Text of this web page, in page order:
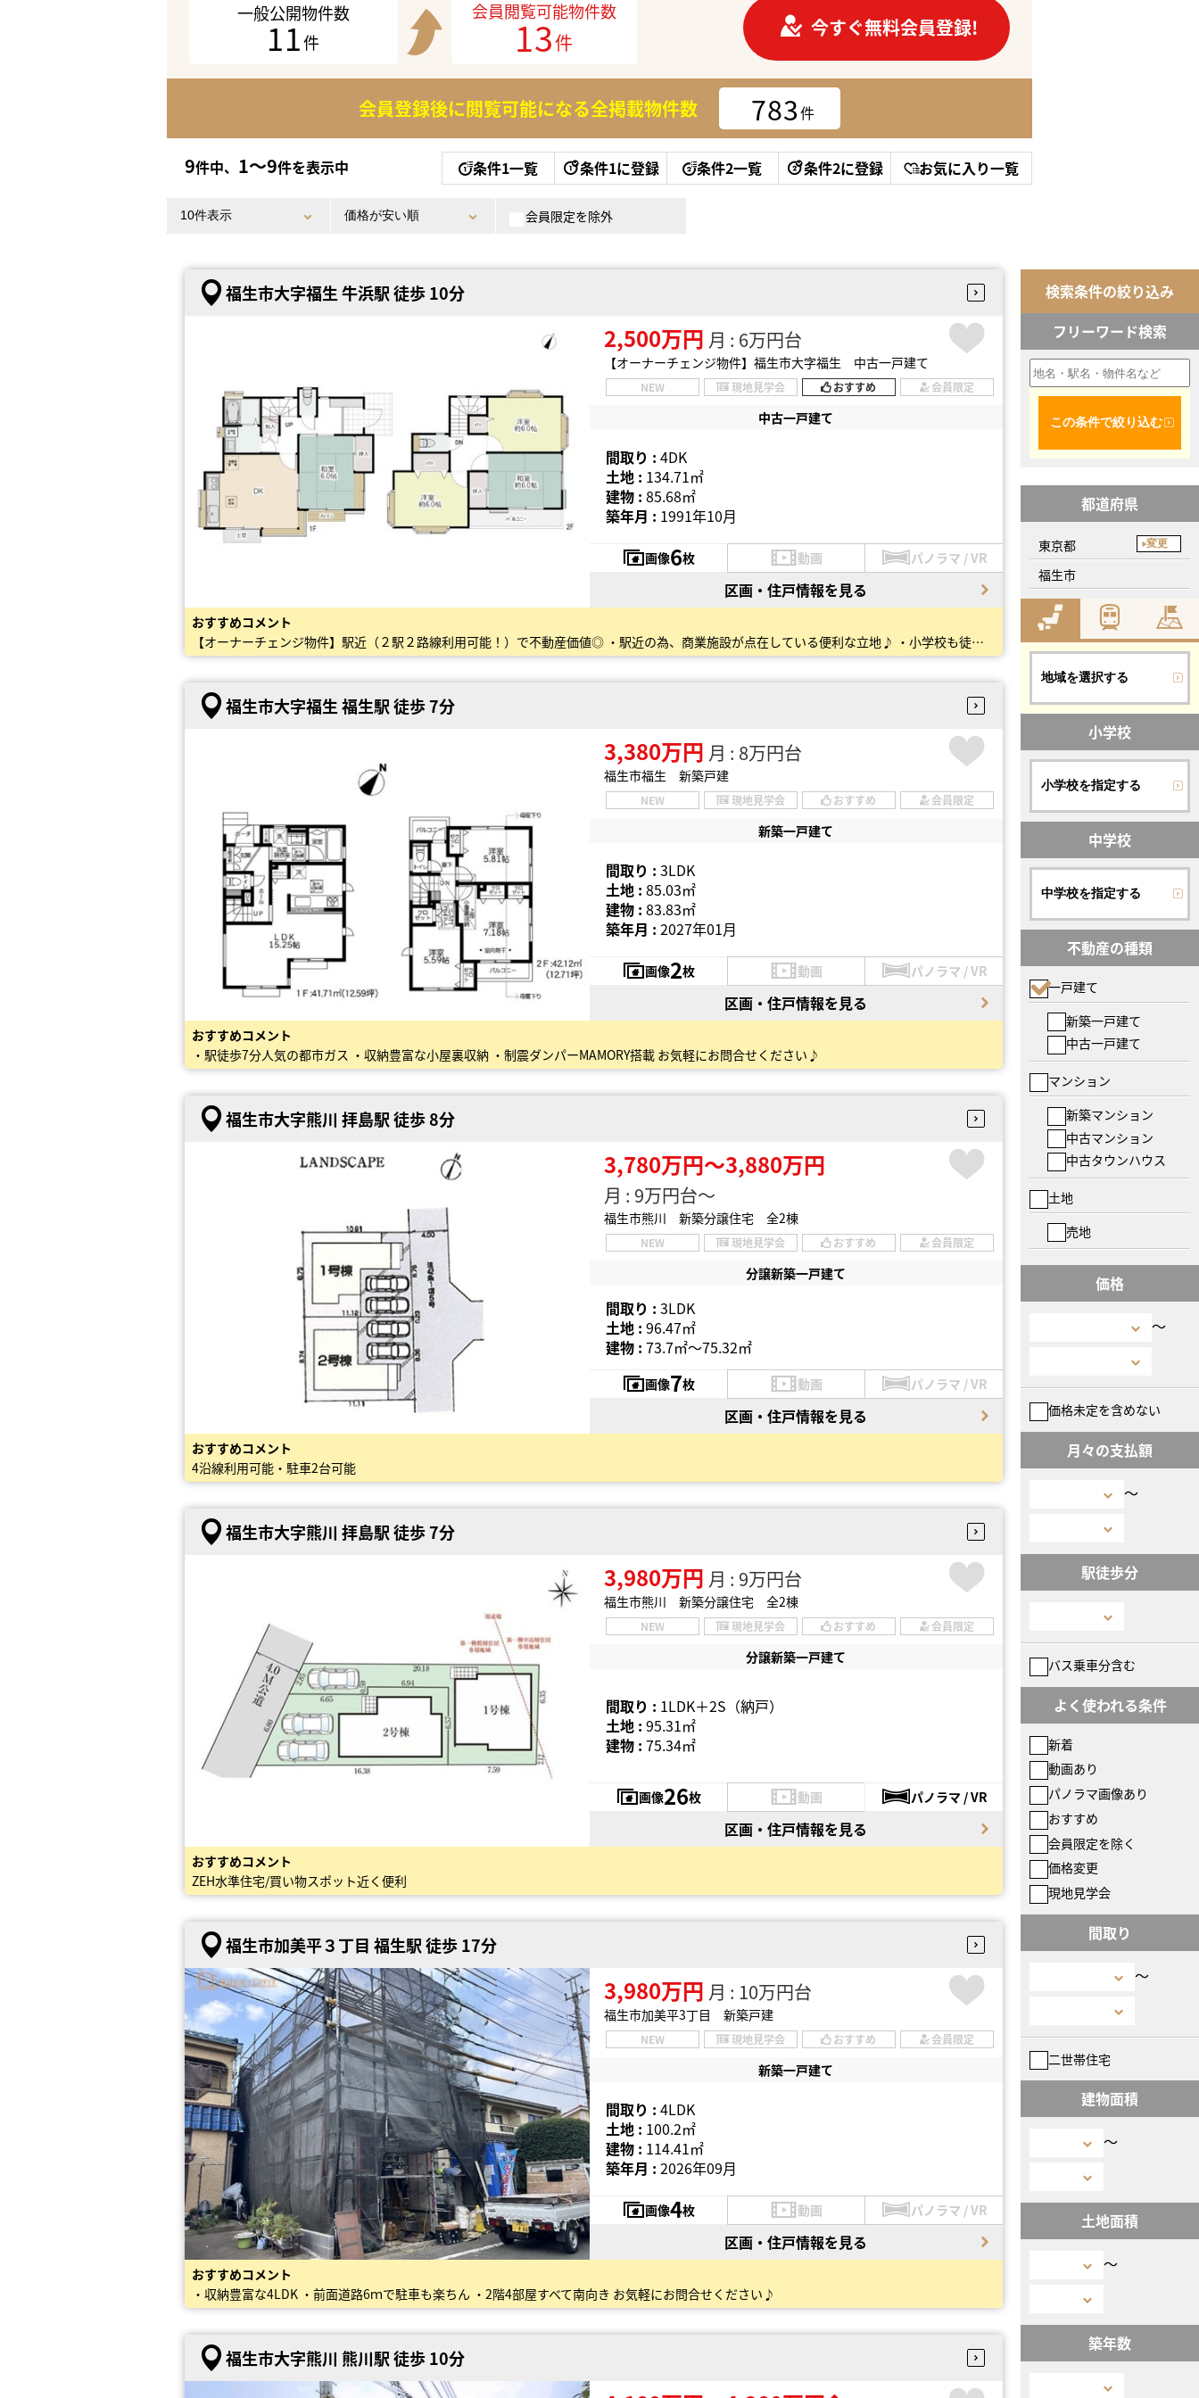
一般公開物件数
11件
会員閲覧可能物件数
13件
今すぐ無料会員登録!
会員登録後に閲覧可能になる全掲載物件数 783件
9件中、 1〜9件を表示中 条件1一覧 条件1に登録 条件2一覧 条件2に登録 お気に入り一覧
会員限定を除外
福生市大字福生 牛浜駅 徒歩 10分
2,500万円 月 : 6万円台
【オーナーチェンジ物件】福生市大字福生 中古一戸建て
NEW 現地見学会 おすすめ 会員限定
中古一戸建て
間取り : 4DK
土地 : 134.71㎡
建物 : 85.68㎡
築年月 : 1991年10月
画像6枚 動画 パノラマ / VR
区画・住戸情報を見る
おすすめコメント
【オーナーチェンジ物件】駅近（２駅２路線利用可能！）で不動産価値◎ ・駅近の為、商業施設が点在している便利な立地♪ ・小学校も徒歩１０分圏内でお子様安心◎ ・生活動線とプライベートがしっか…
福生市大字福生 福生駅 徒歩 7分
3,380万円 月 : 8万円台
福生市福生 新築戸建
NEW 現地見学会 おすすめ 会員限定
新築一戸建て
間取り : 3LDK
土地 : 85.03㎡
建物 : 83.83㎡
築年月 : 2027年01月
画像2枚 動画 パノラマ / VR
区画・住戸情報を見る
おすすめコメント
・駅徒歩7分人気の都市ガス ・収納豊富な小屋裏収納 ・制震ダンパーMAMORY搭載 お気軽にお問合せください♪
福生市大字熊川 拝島駅 徒歩 8分
3,780万円〜3,880万円
月 : 9万円台〜
福生市熊川 新築分譲住宅 全2棟
NEW 現地見学会 おすすめ 会員限定
分譲新築一戸建て
間取り : 3LDK
土地 : 96.47㎡
建物 : 73.7㎡〜75.32㎡
画像7枚 動画 パノラマ / VR
区画・住戸情報を見る
おすすめコメント
4沿線利用可能・駐車2台可能
福生市大字熊川 拝島駅 徒歩 7分
3,980万円 月 : 9万円台
福生市熊川 新築分譲住宅 全2棟
NEW 現地見学会 おすすめ 会員限定
分譲新築一戸建て
間取り : 1LDK＋2S（納戸）
土地 : 95.31㎡
建物 : 75.34㎡
画像26枚 動画 パノラマ / VR
区画・住戸情報を見る
おすすめコメント
ZEH水準住宅/買い物スポット近く便利
福生市加美平３丁目 福生駅 徒歩 17分
3,980万円 月 : 10万円台
福生市加美平3丁目 新築戸建
NEW 現地見学会 おすすめ 会員限定
新築一戸建て
間取り : 4LDK
土地 : 100.2㎡
建物 : 114.41㎡
築年月 : 2026年09月
画像4枚 動画 パノラマ / VR
区画・住戸情報を見る
おすすめコメント
・収納豊富な4LDK ・前面道路6ｍで駐車も楽ちん ・2階4部屋すべて南向き お気軽にお問合せください♪
福生市大字熊川 熊川駅 徒歩 10分
検索条件の絞り込み
フリーワード検索
この条件で絞り込む
都道府県
東京都 変更
福生市
地域を選択する
小学校
小学校を指定する
中学校
中学校を指定する
不動産の種類
一戸建て
新築一戸建て
中古一戸建て
マンション
新築マンション
中古マンション
中古タウンハウス
土地
売地
価格
〜
価格未定を含めない
月々の支払額
〜
駅徒歩分
バス乗車分含む
よく使われる条件
新着
動画あり
パノラマ画像あり
おすすめ
会員限定を除く
価格変更
現地見学会
間取り
〜
二世帯住宅
建物面積
〜
土地面積
〜
築年数